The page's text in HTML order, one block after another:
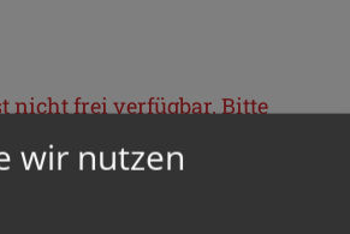
nicht frei verfügbar. Bitte
oder bestellen Sie das
.
wir nutzen